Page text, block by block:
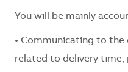
You will be mainly
• Communicating to
related to delivery time,